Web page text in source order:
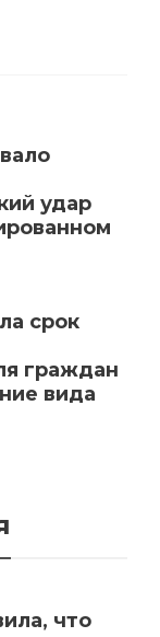
удар
срок
граждан
вида
что